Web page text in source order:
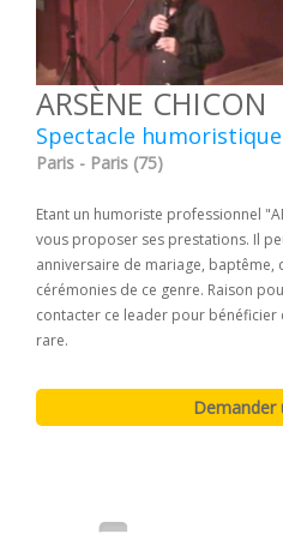
ARSÈNE CHICON
Spectacle
Paris - Paris (75)
Etant un humoriste professionnel
vous proposer ses prestations. Il
anniversaire de mariage, baptême,
cérémonies de ce genre. Raison
contacter ce leader pour
rare.